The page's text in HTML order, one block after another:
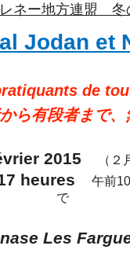
レネー地方連盟 冬
Jodan et
de
ら有段者まで、
2015 （
heures
午前
で
Les